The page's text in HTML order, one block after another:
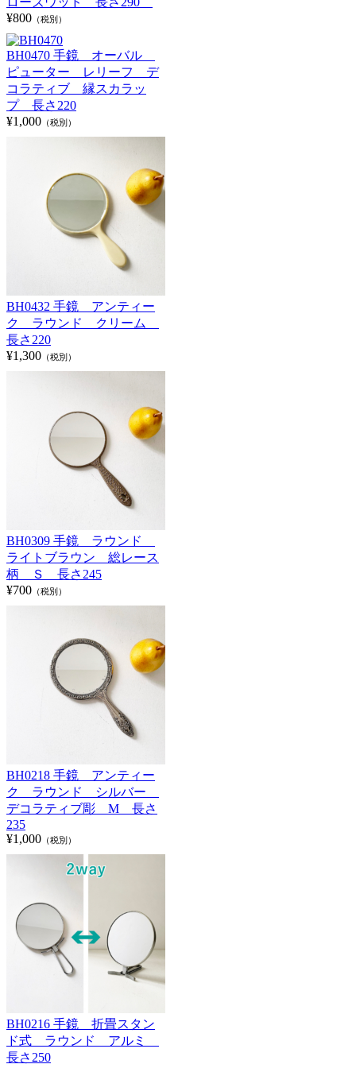
¥800 （税別）
BH0470 手鏡 オーバル
ピューター レリーフ デ
コラティブ 縁スカラッ
プ 長さ220
¥1,000 （税別）
BH0432 手鏡 アンティー
ク ラウンド クリーム
長さ220
¥1,300 （税別）
BH0309 手鏡 ラウンド
ライトブラウン 総レース
柄 Ｓ 長さ245
¥700 （税別）
BH0218 手鏡 アンティー
ク ラウンド シルバー
デコラティブ彫 M 長さ
235
¥1,000 （税別）
BH0216 手鏡 折畳スタン
ド式 ラウンド アルミ
長さ250